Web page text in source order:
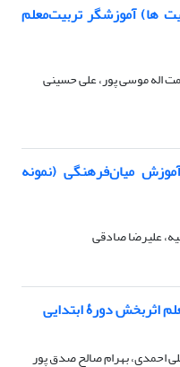
ها) آموزشگر تربیت‌معلم
اله موسی پور، علی حسینی
میان‌فرهنگی (نمونه
علیرضا صادقی
اثربخش دورۀ ابتدایی
احمدی، بهرام صالح صدق پور